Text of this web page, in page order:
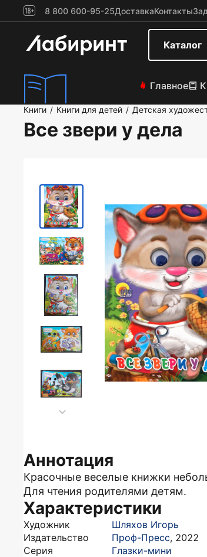
8 800 600-95-25ДоставкаКонтакты
Каталог
Главное
Книги / Книги для детей / Детская
Все звери у дела
Аннотация
Красочные веселые книжки
Для чтения родителями детям.
Характеристики
Художник
Шляхов Игорь
Издательство
Проф-Пресс, 2022
Серия
Глазки-мини